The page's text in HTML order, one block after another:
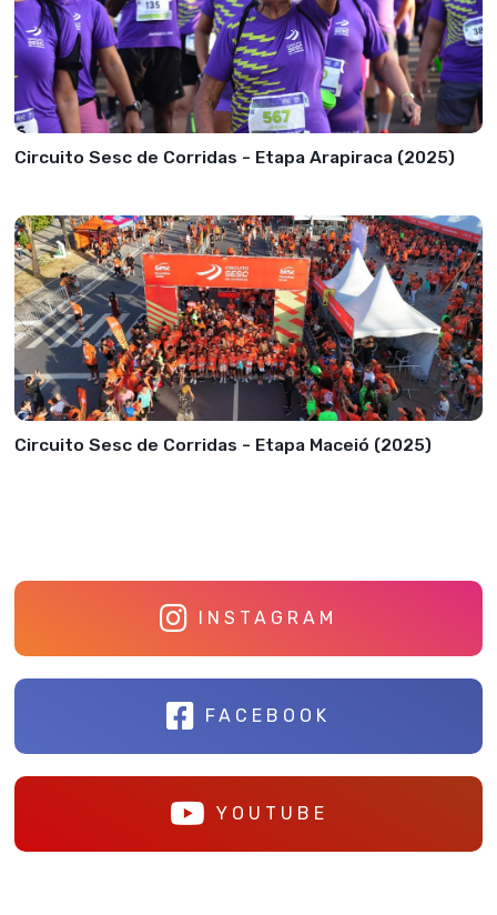
Circuito Sesc de Corridas - Etapa Arapiraca (2025)
Circuito Sesc de Corridas - Etapa Maceió (2025)
INSTAGRAM
FACEBOOK
YOUTUBE